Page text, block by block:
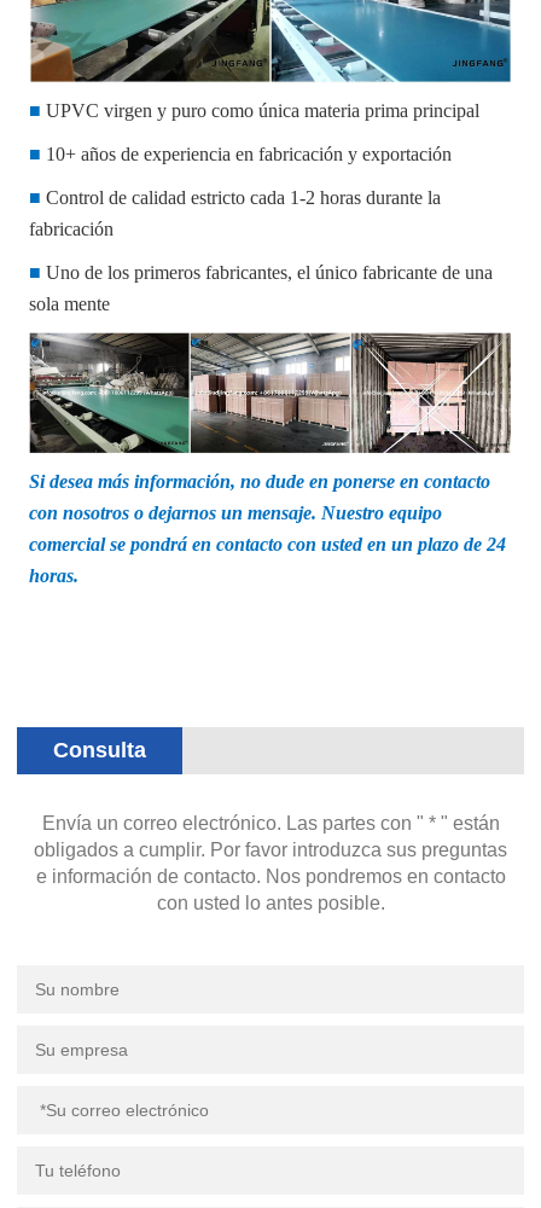
■UPVC virgen y puro como única materia prima principal
■ 10+ años de experiencia en fabricación y exportación
■ Control de calidad estricto cada 1-2 horas durante la
fabricación
■Uno de los primeros fabricantes, el único fabricante de una
sola mente
Si desea más información, no dude en ponerse en contacto
con nosotros o dejarnos un mensaje. Nuestro equipo
comercial se pondrá en contacto con usted en un plazo de 24
horas.
Consulta
Envía un correo electrónico. Las partes con " * " están
obligados a cumplir. Por favor introduzca sus preguntas
e información de contacto. Nos pondremos en contacto
con usted lo antes posible.